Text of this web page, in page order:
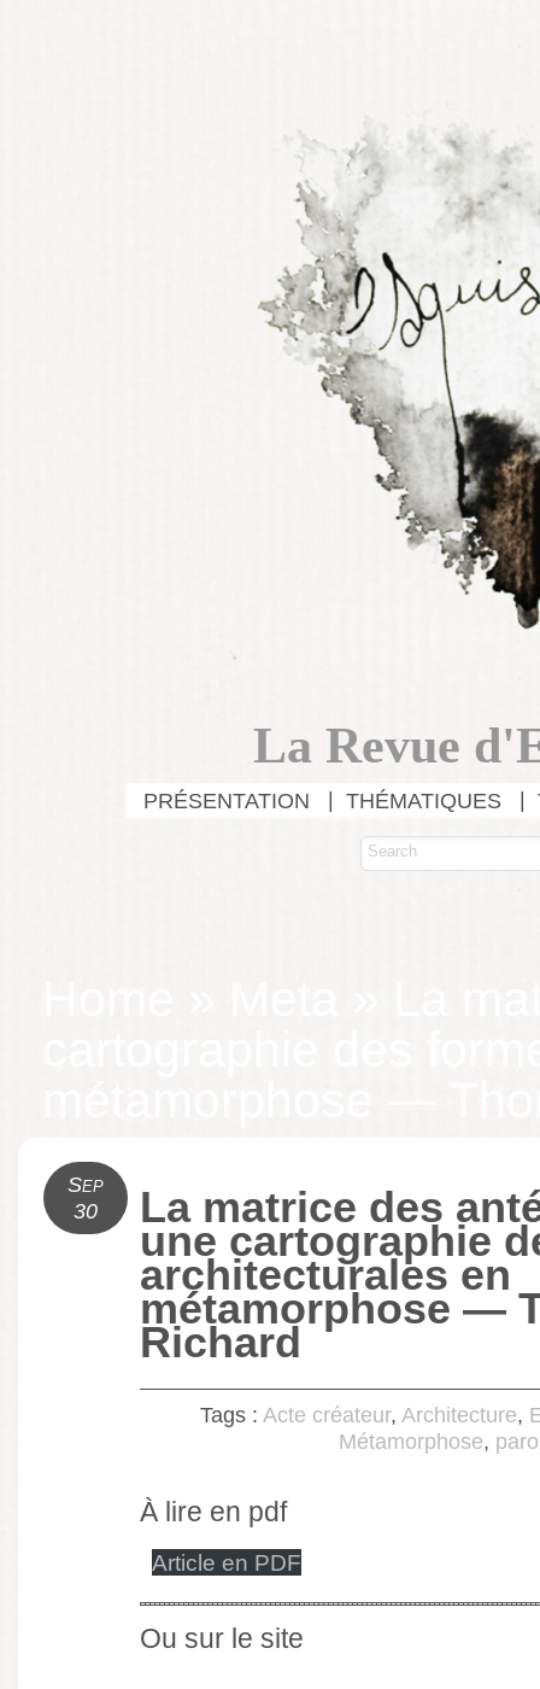
La Revue
PRÉSENTATION THÉMATIQUES
Sep
30
La matrice des
une cartographie
architecturales en
métamorphose —
Richard
Tags : Acte créateur, Architecture,
Métamorphose,
À lire en pdf
Article en PDF
Ou sur le site